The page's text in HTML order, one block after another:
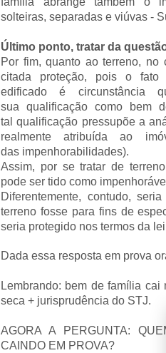
solteiras, separadas e viúvas -
Último ponto, tratar da
Por fim, quanto ao terreno, no
citada proteção, pois o fato
edificado é circunstância
sua qualificaçãocomo bem
talqualificação pressupõe a
realmente atribuída ao
das impenhorabilidades).
Assim, por se tratar de
pode ser tido como
Diferentemente, contudo,
terreno fosse para fins de
seria protegido nos termos da
Dada essa resposta em prova
Lembrando: bem de família
seca + jurisprudência do STJ.
AGORA A PERGUNTA:
CAINDO EM PROVA?